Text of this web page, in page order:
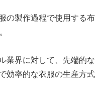
の製作過程で使用する布
業界に対して、先端的な
効率的な衣服の生産方式